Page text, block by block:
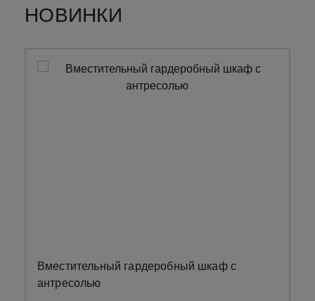
НОВИНКИ
Вместительный гардеробный шкаф с
антресолью